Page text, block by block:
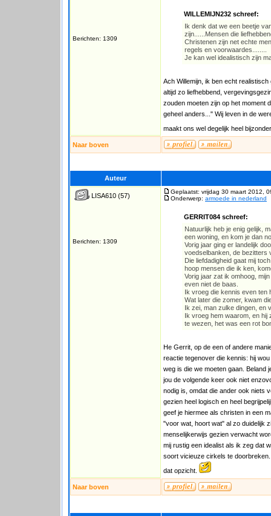
Berichten: 1309
WILLEMIJN232 schreef:
Ik denk dat we een beetje
zijn......Mensen die
Christenen zijn net echte
regels en voorwaardes........
Je kan wel idealistisch zijn
Ach Willemijn, ik ben echt
altijd zo liefhebbend,
zouden moeten zijn op het moment
geheel anders..." Wij leven in de
maakt ons wel degelijk heel
Naar boven
Auteur
LISA610 (57)
Berichten: 1309
Geplaatst: vrijdag 30 maart 2012,
Onderwerp: armoede in nederland
GERRIT084 schreef:
Natuurlijk heb je enig gelijk,
een woning, en kom je dan
Vorig jaar ging er landelijk
voedselbanken, de bezitters
Die liefdadigheid gaat mij
hoop mensen die ik ken,
Vorig jaar zat ik omhoog,
even niet de baas.
Ik vroeg die kennis even ten
Wat later die zomer, kwam
Ik zei, man zulke dingen, en
Ik vroeg hem waarom, en
te wezen, het was een rot
He Gerrit, op de een of andere
reactie tegenover die kennis: hij
weg is die we moeten gaan. Beland
jou de volgende keer ook niet
nodig is, omdat die ander ook niets
gezien heel logisch en heel
geef je hiermee als christen in een
"voor wat, hoort wat" al zo duidelijk
menselijkerwijs gezien verwacht
mij rustig een idealist als ik zeg dat
soort vicieuze cirkels te
dat opzicht.
Naar boven